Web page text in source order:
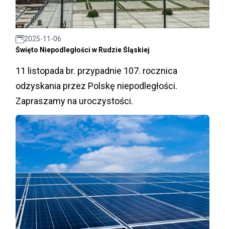
2025-11-06
Święto Niepodległości w Rudzie Śląskiej
11 listopada br. przypadnie 107. rocznica
odzyskania przez Polskę niepodległości.
Zapraszamy na uroczystości.